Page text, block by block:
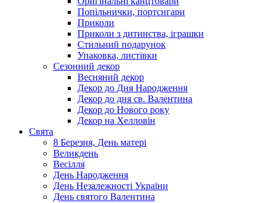
Попільнички, портсигари
Приколи
Приколи з дитинства, іграшки
Стильний подарунок
Упаковка, листівки
Сезонний декор
Весняний декор
Декор до Дня Народження
Декор до дня св. Валентина
Декор до Нового року
Декор на Хелловін
Свята
8 Березня, День матері
Великдень
Весілля
День Народження
День Незалежності України
День святого Валентина